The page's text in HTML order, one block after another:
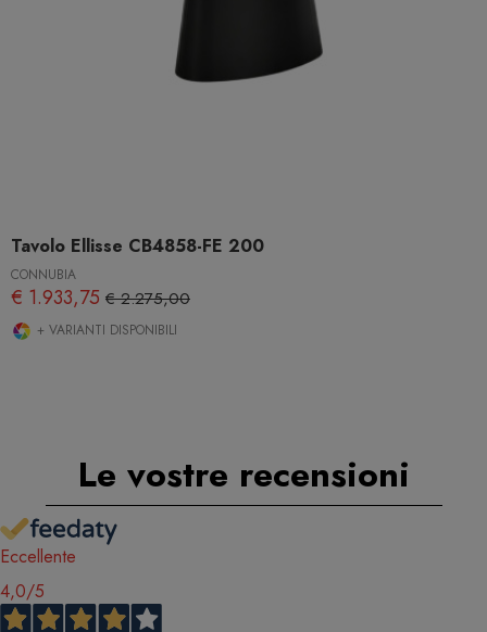
Tavolo Ellisse CB4858-FE 200
CONNUBIA
€ 1.933,75 € 2.275,00
+ VARIANTI DISPONIBILI
Le vostre recensioni
Eccellente
4,0/5